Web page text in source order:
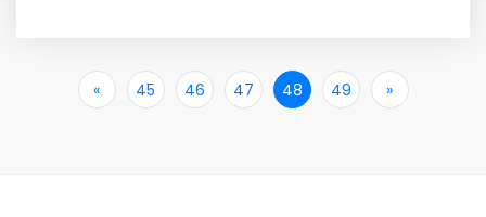
« 45 46 47 48 49 » Son